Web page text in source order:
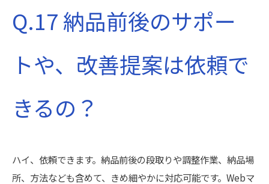
Q.17 納品前後のサポー
トや、改善提案は依頼で
きるの？
ハイ、依頼できます。納品前後の段取りや調整作業、納品場
所、方法なども含めて、きめ細やかに対応可能です。Webマ